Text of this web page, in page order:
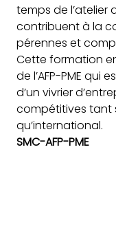
temps de l’atelier
contribuent à la
pérennes et
Cette formation
de l’AFP-PME
d’un vivrier
compétitives tant
qu’international.
SMC-AFP-PME